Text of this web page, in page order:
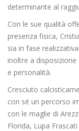
determinante al
Con le sue qualità
presenza fisica,
sia in fase
inoltre a disposizione
e personalità.
Cresciuto
con sé un percorso
con le maglie di
Florida, Lupa